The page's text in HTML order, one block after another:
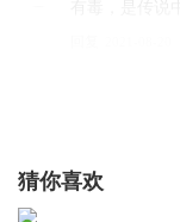
回复
猜你喜欢